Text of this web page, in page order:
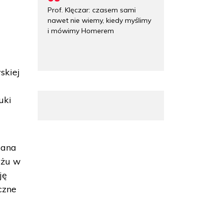
w
Prof. Klęczar: czasem sami
nawet nie wiemy, kiedy myślimy
i mówimy Homerem